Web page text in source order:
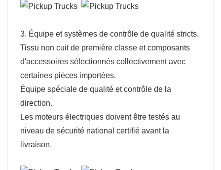
3. Équipe et systèmes de contrôle de qualité stricts.
Tissu non cuit de première classe et composants
d'accessoires sélectionnés collectivement avec
certaines pièces importées.
Équipe spéciale de qualité et contrôle de la
direction.
Les moteurs électriques doivent être testés au
niveau de sécurité national certifié avant la
livraison.